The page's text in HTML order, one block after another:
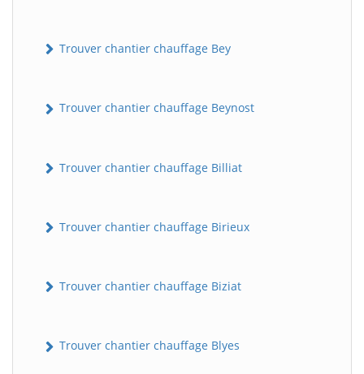
Trouver chantier chauffage Bey
Trouver chantier chauffage Beynost
Trouver chantier chauffage Billiat
Trouver chantier chauffage Birieux
Trouver chantier chauffage Biziat
Trouver chantier chauffage Blyes